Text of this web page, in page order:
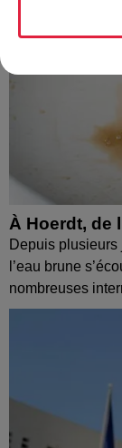
À Hoerdt, de
Depuis plusieurs
l’eau brune
nombreuses